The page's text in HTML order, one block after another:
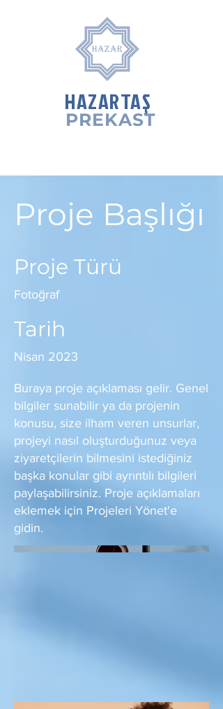
HAZARTAŞ
PREKAST
Proje Başlığı
Proje Türü
Fotoğraf
Tarih
Nisan 2023
Buraya proje açıklaması gelir. Genel
bilgiler sunabilir ya da projenin
konusu, size ilham veren unsurlar,
projeyi nasıl oluşturduğunuz veya
ziyaretçilerin bilmesini istediğiniz
başka konular gibi ayrıntılı bilgileri
paylaşabilirsiniz. Proje açıklamaları
eklemek için Projeleri Yönet'e
gidin.